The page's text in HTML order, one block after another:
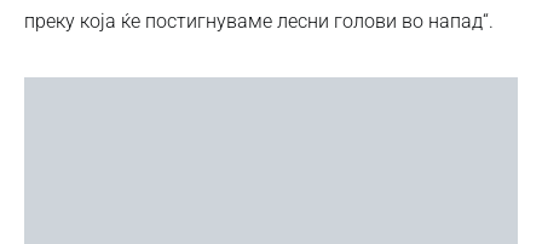
преку која ќе постигнуваме лесни голови во напад“.